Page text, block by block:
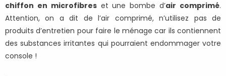
chiffon en microfibreset une bombe d’air comprimé.
Attention, on a dit de l’air comprimé, n’utilisez pas de
produits d’entretien pour faire le ménage car ils contiennent
des substances irritantes qui pourraient endommager votre
console !